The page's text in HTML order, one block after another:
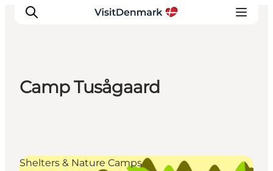
Hébergements
Camp Tusågaard
Shelters & Nature Camps